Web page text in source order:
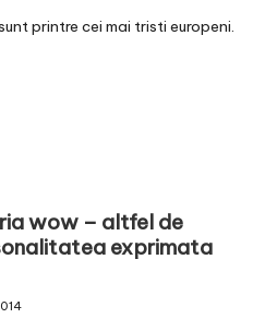
printre cei mai tristi europeni.
wow – altfel de
exprimata